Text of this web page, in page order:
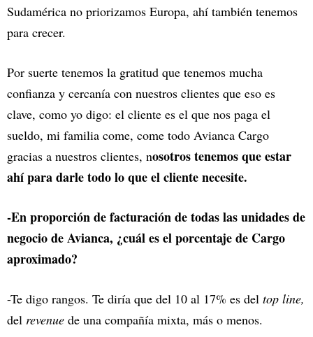
Sudamérica no priorizamos Europa, ahí también tenemos
para crecer.
Por suerte tenemos la gratitud que tenemos mucha
confianza y cercanía con nuestros clientes que eso es
clave, como yo digo: el cliente es el que nos paga el
sueldo, mi familia come, come todo Avianca Cargo
gracias a nuestros clientes, nosotros tenemos que estar
ahí para darle todo lo que el cliente necesite.
-En proporción de facturación de todas las unidades de
negocio de Avianca, ¿cuál es el porcentaje de Cargo
aproximado?
-Te digo rangos. Te diría que del 10 al 17% es del top line,
del revenue de una compañía mixta, más o menos.